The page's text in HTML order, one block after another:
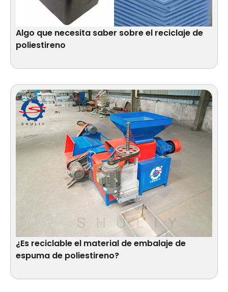
Algo que necesita saber sobre el reciclaje de
poliestireno
¿Es reciclable el material de embalaje de
espuma de poliestireno?